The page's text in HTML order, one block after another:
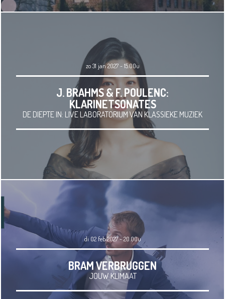
zo 31 jan 2027 - 15.00u
J. BRAHMS & F. POULENC:
KLARINETSONATES
DE DIEPTE IN: LIVE LABORATORIUM VAN KLASSIEKE MUZIEK
di 02 feb 2027 - 20.00u
BRAM VERBRUGGEN
JOUW KLIMAAT